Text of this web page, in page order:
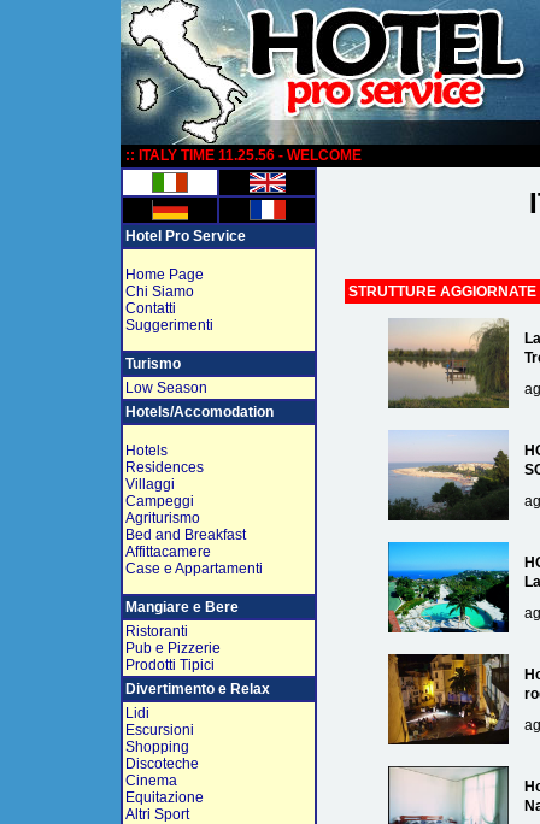
:: ITALY TIME 11.25.56 - WELCOME
Hotel Pro Service
Home Page
Chi Siamo
Contatti
Suggerimenti
Turismo
Low Season
Hotels/Accomodation
Hotels
Residences
Villaggi
Campeggi
Agriturismo
Bed and Breakfast
Affittacamere
Case e Appartamenti
Mangiare e Bere
Ristoranti
Pub e Pizzerie
Prodotti Tipici
Divertimento e Relax
Lidi
Escursioni
Shopping
Discoteche
Cinema
Equitazione
Altri Sport
STRUTTURE